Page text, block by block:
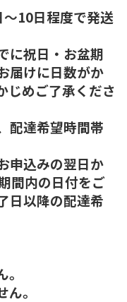
10日程度で発送
に祝日・お盆期
届けに日数がか
じめご了承くださ
配達希望時間帯
申込みの翌日か
間内の日付をご
日以降の配達希
。